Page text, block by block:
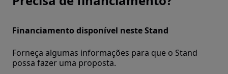
Financiamento disponível neste Stand
Forneça algumas informações para que o Stand
possa fazer uma proposta.